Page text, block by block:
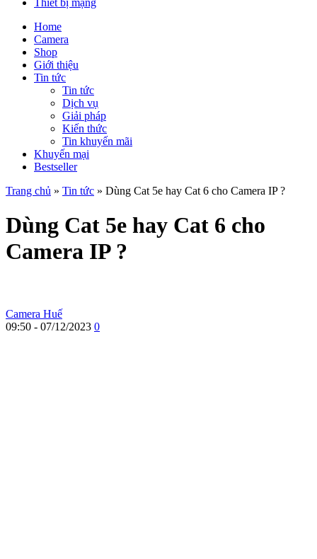
Thiết bị mạng
Home
Camera
Shop
Giới thiệu
Tin tức
Tin tức
Dịch vụ
Giải pháp
Kiến thức
Tin khuyến mãi
Khuyến mại
Bestseller
Trang chủ » Tin tức » Dùng Cat 5e hay Cat 6 cho Camera IP ?
Dùng Cat 5e hay Cat 6 cho
Camera IP ?
Camera Huế
09:50 - 07/12/2023 0